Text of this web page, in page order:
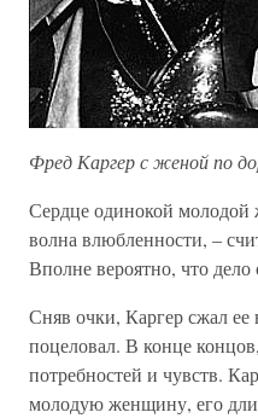
Фред Каргер с женой по
Сердце одинокой
волна влюбленности, –
Вполне вероятно, что дело
Сняв очки, Каргер сжал
поцеловал. В конце
потребностей и чувств.
молодую женщину, его